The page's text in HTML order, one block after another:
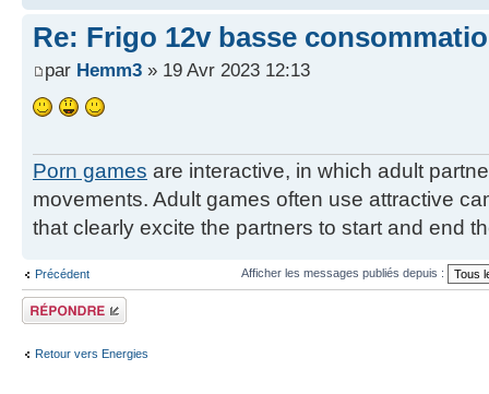
Re: Frigo 12v basse
par Hemm3 » 19 Avr 2023 12:13
Porn games are interactive, in which adult
movements. Adult games often use attractive
that clearly excite the partners to start and end
Précédent Afficher les messages publiés depuis :
Publier une
réponse
Retour vers Energies